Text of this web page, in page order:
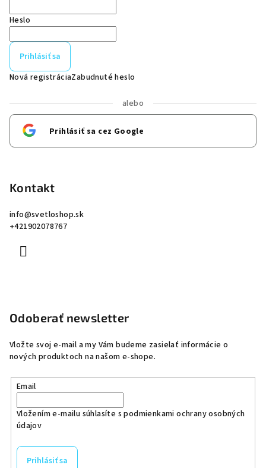
Heslo
Prihlásiť sa
Nová registráciaZabudnuté heslo
alebo
Prihlásiť sa cez Google
Kontakt
info@svetloshop.sk
+421902078767
Odoberať newsletter
Vložte svoj e-mail a my Vám budeme zasielať informácie o
nových produktoch na našom e-shope.
Email
Vložením e-mailu súhlasíte spodmienkami ochrany osobných
údajov
Prihlásiť sa